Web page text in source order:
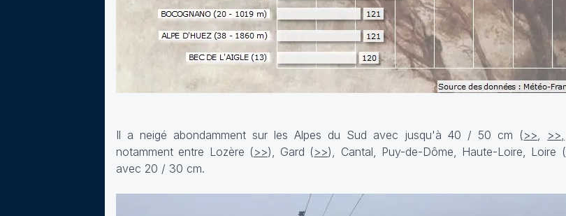
Il a neigé abondamment sur les Alpes du Sud avec jusqu'à 40 / 50 cm (>> >>,
notamment entre Lozère (>>), Gard (>>), Cantal, Puy-de-Dôme, Haute-Loire, Loire (
avec 20 / 30 cm.